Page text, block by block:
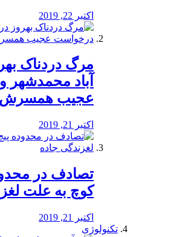
اکتبر 22, 2019
مرگ دردناک
آباد
عجیب همسرش
اکتبر 21, 2019
تصادف در
کوچ به علت
اکتبر 21, 2019
تکنولوژی